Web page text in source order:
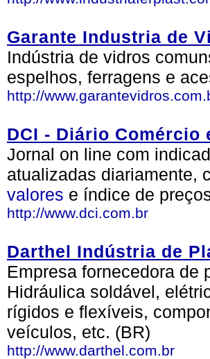
Garante Industria de
Indústria de vidros
espelhos, ferragens e
http://
DCI - Diário Comércio
Jornal on line com
atualizadas diariamente,
valores e índice de
http://www.dci.com.br
Darthel Indústria de
Empresa fornecedora de
Hidráulica soldável,
rígidos e flexíveis,
veículos, etc. (BR)
http://www.darthel.com.br